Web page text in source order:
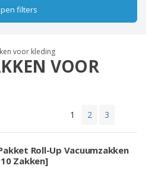
filters
voor kleding
VOOR
1 2 3
Roll-Up Vacuumzakken
Zakken]